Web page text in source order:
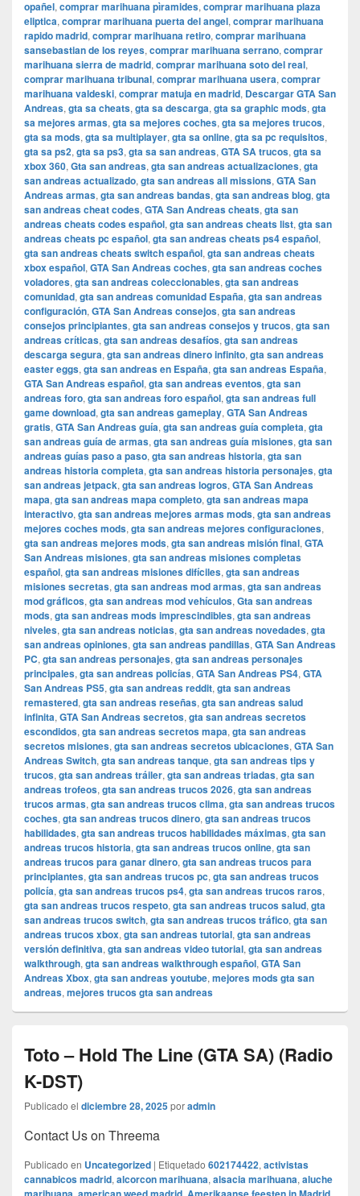
opañel, comprar marihuana pìramides, comprar marihuana plaza
eliptica, comprar marihuana puerta del angel, comprar marihuana
rapido madrid, comprar marihuana retiro, comprar marihuana
sansebastian de los reyes, comprar marihuana serrano, comprar
marihuana sierra de madrid, comprar marihuana soto del real,
comprar marihuana tribunal, comprar marihuana usera, comprar
marihuana valdeski, comprar matuja en madrid, Descargar GTA San
Andreas, gta sa cheats, gta sa descarga, gta sa graphic mods, gta
sa mejores armas, gta sa mejores coches, gta sa mejores trucos,
gta sa mods, gta sa multiplayer, gta sa online, gta sa pc requisitos,
gta sa ps2, gta sa ps3, gta sa san andreas, GTA SA trucos, gta sa
xbox 360, Gta san andreas, gta san andreas actualizaciones, gta
san andreas actualizado, gta san andreas all missions, GTA San
Andreas armas, gta san andreas bandas, gta san andreas blog, gta
san andreas cheat codes, GTA San Andreas cheats, gta san
andreas cheats codes español, gta san andreas cheats list, gta san
andreas cheats pc español, gta san andreas cheats ps4 español,
gta san andreas cheats switch español, gta san andreas cheats
xbox español, GTA San Andreas coches, gta san andreas coches
voladores, gta san andreas coleccionables, gta san andreas
comunidad, gta san andreas comunidad España, gta san andreas
configuración, GTA San Andreas consejos, gta san andreas
consejos principiantes, gta san andreas consejos y trucos, gta san
andreas críticas, gta san andreas desafíos, gta san andreas
descarga segura, gta san andreas dinero infinito, gta san andreas
easter eggs, gta san andreas en España, gta san andreas España,
GTA San Andreas español, gta san andreas eventos, gta san
andreas foro, gta san andreas foro español, gta san andreas full
game download, gta san andreas gameplay, GTA San Andreas
gratis, GTA San Andreas guía, gta san andreas guía completa, gta
san andreas guía de armas, gta san andreas guía misiones, gta san
andreas guías paso a paso, gta san andreas historia, gta san
andreas historia completa, gta san andreas historia personajes, gta
san andreas jetpack, gta san andreas logros, GTA San Andreas
mapa, gta san andreas mapa completo, gta san andreas mapa
interactivo, gta san andreas mejores armas mods, gta san andreas
mejores coches mods, gta san andreas mejores configuraciones,
gta san andreas mejores mods, gta san andreas misión final, GTA
San Andreas misiones, gta san andreas misiones completas
español, gta san andreas misiones difíciles, gta san andreas
misiones secretas, gta san andreas mod armas, gta san andreas
mod gráficos, gta san andreas mod vehículos, Gta san andreas
mods, gta san andreas mods imprescindibles, gta san andreas
niveles, gta san andreas noticias, gta san andreas novedades, gta
san andreas opiniones, gta san andreas pandillas, GTA San Andreas
PC, gta san andreas personajes, gta san andreas personajes
principales, gta san andreas policías, GTA San Andreas PS4, GTA
San Andreas PS5, gta san andreas reddit, gta san andreas
remastered, gta san andreas reseñas, gta san andreas salud
infinita, GTA San Andreas secretos, gta san andreas secretos
escondidos, gta san andreas secretos mapa, gta san andreas
secretos misiones, gta san andreas secretos ubicaciones, GTA San
Andreas Switch, gta san andreas tanque, gta san andreas tips y
trucos, gta san andreas tráiler, gta san andreas triadas, gta san
andreas trofeos, gta san andreas trucos 2026, gta san andreas
trucos armas, gta san andreas trucos clima, gta san andreas trucos
coches, gta san andreas trucos dinero, gta san andreas trucos
habilidades, gta san andreas trucos habilidades máximas, gta san
andreas trucos historia, gta san andreas trucos online, gta san
andreas trucos para ganar dinero, gta san andreas trucos para
principiantes, gta san andreas trucos pc, gta san andreas trucos
policía, gta san andreas trucos ps4, gta san andreas trucos raros,
gta san andreas trucos respeto, gta san andreas trucos salud, gta
san andreas trucos switch, gta san andreas trucos tráfico, gta san
andreas trucos xbox, gta san andreas tutorial, gta san andreas
versión definitiva, gta san andreas video tutorial, gta san andreas
walkthrough, gta san andreas walkthrough español, GTA San
Andreas Xbox, gta san andreas youtube, mejores mods gta san
andreas, mejores trucos gta san andreas
Toto – Hold The Line (GTA SA) (Radio
K-DST)
Publicado el diciembre 28, 2025poradmin
Contact Us on Threema
Publicado en Uncategorized | Etiquetado 602174422, activistas
cannabicos madrid, alcorcon marihuana, alsacia marihuana, aluche